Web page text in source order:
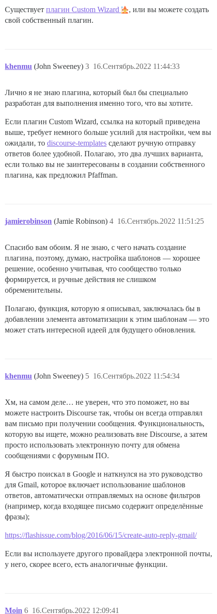
Существует плагин Custom Wizard
, или вы можете создать
свой собственный плагин.
khenmu (John Sweeney) 16.Сентябрь.2022 11:44:33
3
Лично я не знаю плагина, который был бы специально
разработан для выполнения именно того, что вы хотите.
Если плагин Custom Wizard, ссылка на который приведена
выше, требует немного больше усилий для настройки, чем вы
ожидали, то discourse-templates сделают ручную отправку
ответов более удобной. Полагаю, это два лучших варианта,
если только вы не заинтересованы в создании собственного
плагина, как предложил Pfaffman.
jamierobinson (Jamie Robinson) 16.Сентябрь.2022 11:51:25
4
Спасибо вам обоим. Я не знаю, с чего начать создание
плагина, поэтому, думаю, настройка шаблонов — хорошее
решение, особенно учитывая, что сообщество только
формируется, и ручные действия не слишком
обременительны.
Полагаю, функция, которую я описывал, заключалась бы в
добавлении элемента автоматизации к этим шаблонам — это
может стать интересной идеей для будущего обновления.
khenmu (John Sweeney) 16.Сентябрь.2022 11:54:34
5
Хм, на самом деле… не уверен, что это поможет, но вы
можете настроить Discourse так, чтобы он всегда отправлял
вам письмо при получении сообщения. Функциональность,
которую вы ищете, можно реализовать вне Discourse, а затем
просто использовать электронную почту для обмена
сообщениями с форумным ПО.
Я быстро поискал в Google и наткнулся на это руководство
для Gmail, которое включает использование шаблонов
ответов, автоматически отправляемых на основе фильтров
(например, когда входящее письмо содержит определённые
фразы);
https://flashissue.com/blog/2016/06/15/create-auto-reply-gmail/
Если вы используете другого провайдера электронной почты,
у него, скорее всего, есть аналогичные функции.
Moin 16.Сентябрь.2022 12:09:41
6